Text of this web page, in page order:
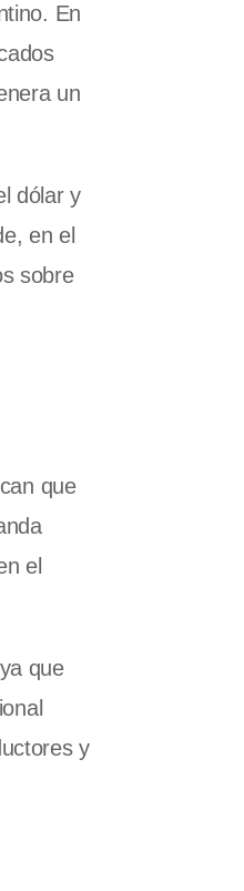
En
un
dólar y
en el
sobre
que
el
que
y